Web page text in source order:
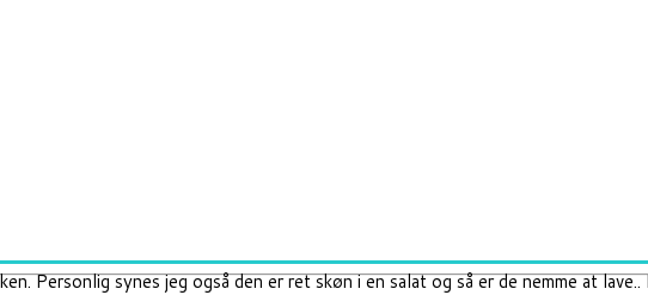
Personlig synes jeg også den er ret skøn i en salat og så er de nemme at